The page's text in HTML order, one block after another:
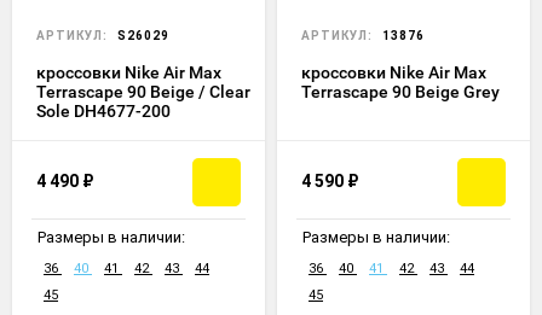
АРТИКУЛ: S26029
кроссовки Nike Air Max
Terrascape 90 Beige / Clear
Sole DH4677-200
4 490 ₽
Размеры в наличии:
36 40 41 42 43
44
45
АРТИКУЛ: 13876
кроссовки Nike Air Max
Terrascape 90 Beige Grey
4 590 ₽
Размеры в наличии:
36 40 41 42 43
44
45